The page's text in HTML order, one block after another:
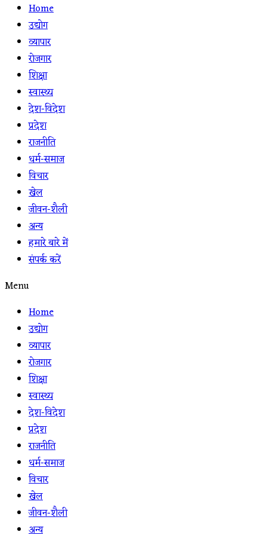
Home
उद्योग
व्यापार
रोजगार
शिक्षा
स्वास्थ्य
देश-विदेश
प्रदेश
राजनीति
धर्म-समाज
विचार
खेल
जीवन-शैली
अन्य
हमारे बारे में
संपर्क करें
Menu
Home
उद्योग
व्यापार
रोजगार
शिक्षा
स्वास्थ्य
देश-विदेश
प्रदेश
राजनीति
धर्म-समाज
विचार
खेल
जीवन-शैली
अन्य